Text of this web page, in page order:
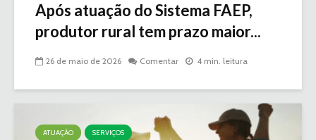
Após atuação do Sistema FAEP,
produtor rural tem prazo maior...
26 de maio de 2026 Comentar 4 min. leitura
ATUAÇÃO SERVIÇOS